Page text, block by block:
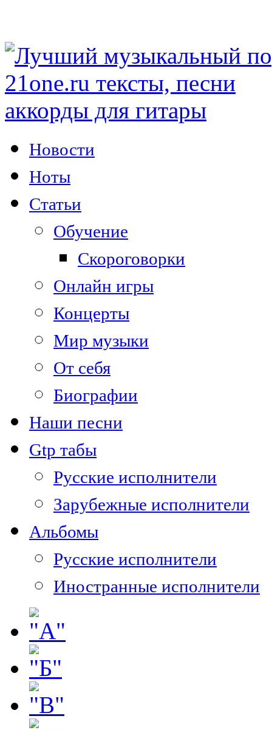
Новости
Ноты
Статьи
Обучение
Скороговорки
Онлайн игры
Концерты
Мир музыки
От себя
Биографии
Наши песни
Gtp табы
Русские исполнители
Зарубежные исполнители
Альбомы
Русские исполнители
Иностранные исполнители